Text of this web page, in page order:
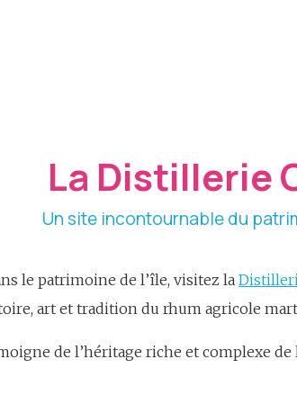
La Distillerie
Un site incontournable du
le patrimoine de l’île, visitez la
art et tradition du rhum agricole
de l’héritage riche et complexe